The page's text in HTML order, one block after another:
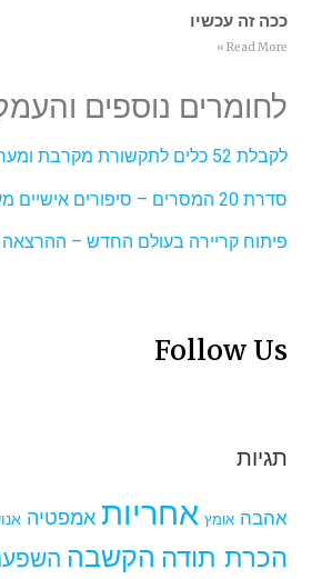
ככה זה עכשיו
Read More »
לחומרים נוספים
לקבלת 52 כלים לתקשורת מקרבת ומערכות יחסים
סדרת 20 המסרים – סיפורים אישיים מעוררי השראה
פיתוח קריירה בעולם החדש –
Follow Us
תגיות
אהבה אומץ אחריות אמפטיה
הכרת תודה הקשבה